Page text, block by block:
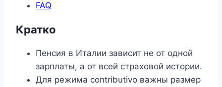
FAQ
Кратко
Пенсия в Италии зависит не от одной
зарплаты, а от всей страховой истории.
Для режима contributivo важны размер